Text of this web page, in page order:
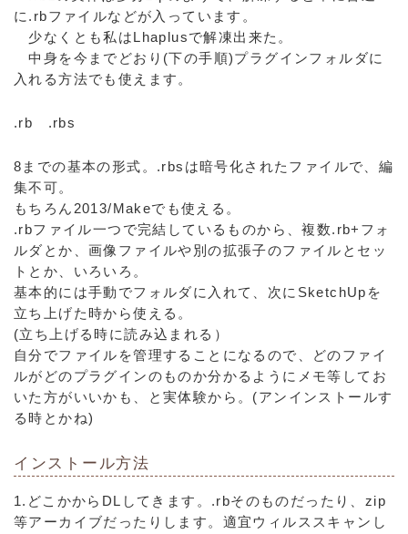
に.rbファイルなどが入っています。
少なくとも私はLhaplusで解凍出来た。
中身を今までどおり(下の手順)プラグインフォルダに
入れる方法でも使えます。
.rb .rbs
8までの基本の形式。.rbsは暗号化されたファイルで、編
集不可。
もちろん2013/Makeでも使える。
.rbファイル一つで完結しているものから、複数.rb+フォ
ルダとか、画像ファイルや別の拡張子のファイルとセッ
トとか、いろいろ。
基本的には手動でフォルダに入れて、次にSketchUpを
立ち上げた時から使える。
(立ち上げる時に読み込まれる）
自分でファイルを管理することになるので、どのファイ
ルがどのプラグインのものか分かるようにメモ等してお
いた方がいいかも、と実体験から。(アンインストールす
る時とかね)
インストール方法
1.どこかからDLしてきます。.rbそのものだったり、zip
等アーカイブだったりします。適宜ウィルススキャンし